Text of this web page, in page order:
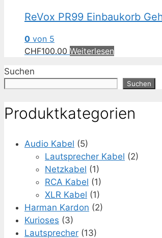
ReVox PR99 Einbaukorb
0 von 5
CHF100.00 Weiterlesen
Suchen
Suchen
Produktkategorien
Audio Kabel (5)
Lautsprecher Kabel (2)
Netzkabel (1)
RCA Kabel (1)
XLR Kabel (1)
Harman Kardon (2)
Kurioses (3)
Lautsprecher (13)